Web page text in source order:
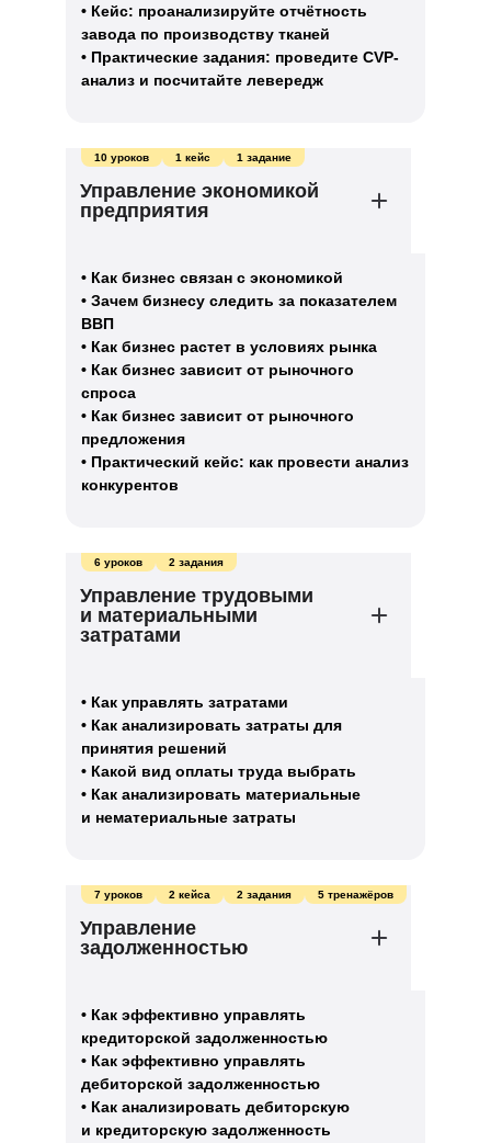
• Кейс: проанализируйте отчётность
завода по производству тканей
• Практические задания: проведите CVP-
анализ и посчитайте левередж
Управление экономикой
предприятия
10 уроков 1 кейс 1 задание
• Как бизнес связан с экономикой
• Зачем бизнесу следить за показателем
ВВП
• Как бизнес растет в условиях рынка
• Как бизнес зависит от рыночного
спроса
• Как бизнес зависит от рыночного
предложения
• Практический кейс: как провести анализ
конкурентов
Управление трудовыми
и материальными
затратами
6 уроков 2 задания
• Как управлять затратами
• Как анализировать затраты для
принятия решений
• Какой вид оплаты труда выбрать
• Как анализировать материальные
и нематериальные затраты
Управление
задолженностью
7 уроков 2 кейса 2 задания 5 тренажёров
• Как эффективно управлять
кредиторской задолженностью
• Как эффективно управлять
дебиторской задолженностью
• Как анализировать дебиторскую
и кредиторскую задолженность